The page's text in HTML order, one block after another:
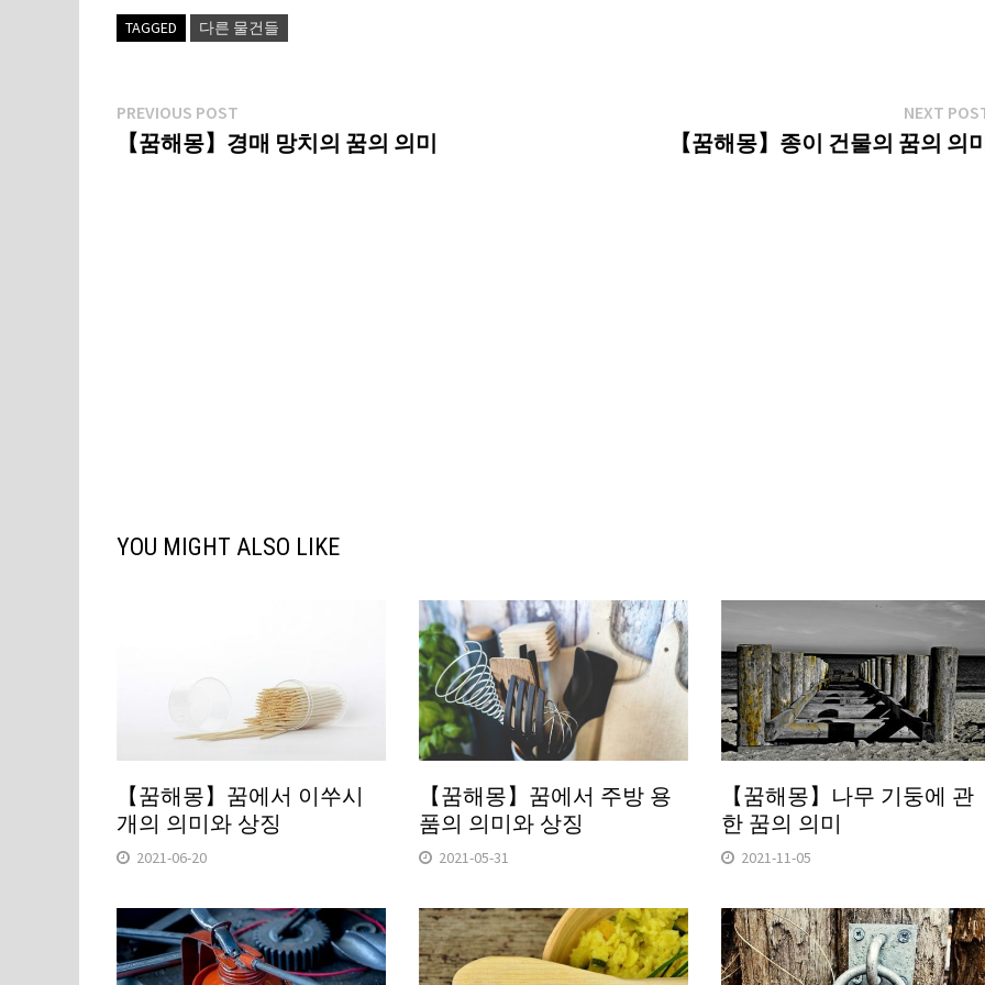
TAGGED 다른 물건들
글
탐
PREVIOUS POST
post:
【꿈해몽】경매 망치의 꿈의 의미
NEXT
【꿈해몽】종이 건물의 꿈의 의
YOU MIGHT ALSO LIKE
【꿈해몽】꿈에서 이쑤시
개의 의미와 상징
2021-06-20
【꿈해몽】꿈에서 주방 용
품의 의미와 상징
2021-05-31
【꿈해몽】나무 기둥에 관
한 꿈의 의미
2021-11-05